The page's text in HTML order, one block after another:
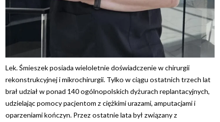
Lek. Śmieszek posiada wieloletnie doświadczenie w chirurgii
rekonstrukcyjnej i mikrochirurgii. Tylko w ciągu ostatnich trzech lat
brał udział w ponad 140 ogólnopolskich dyżurach replantacyjnych,
udzielając pomocy pacjentom z ciężkimi urazami, amputacjami i
oparzeniami kończyn. Przez ostatnie lata był związany z